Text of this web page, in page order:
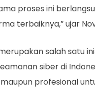
proses ini
terbaiknya,” ujar
salah satu
siber di
profesional